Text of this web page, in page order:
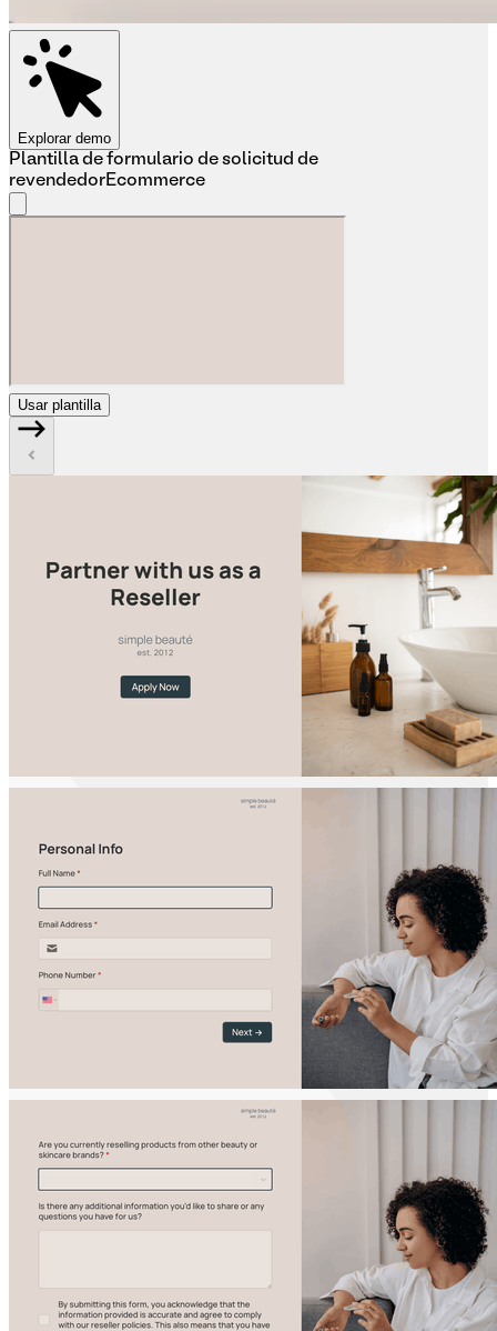
Explorar demo
Plantilla de formulario de solicitud de
revendedor Ecommerce
Usar plantilla